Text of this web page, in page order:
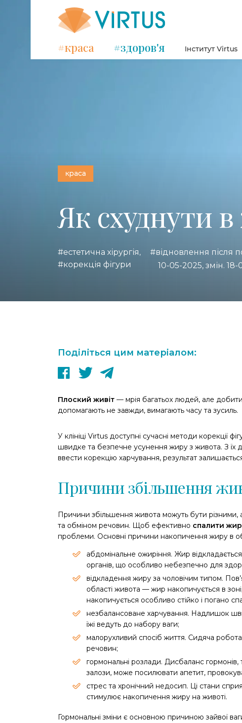
#краса #здоров'я Інститут Virtus
краса
Як схуднути
#естетична хірургія, #відновлення після
#корекція фігури 10-05-2025, змін. 18-
Поділіться цим матеріалом:
Плоский живіт — мрія багатьох людей, але
допомагають не завжди, вимагають часу та зусиль.
У клініці Virtus доступні сучасні методи корекції
швидке та безпечне усунення жиру з живота. З
ввести корекцію харчування, результат
Причини збільшення
Причини збільшення живота можуть бути різними,
та обміном речовин. Щоб ефективно спалити
проблеми. Основні причини накопичення жиру в
абдомінальне ожиріння. Жир
органів, що особливо небезпечно для
відкладення жиру за чоловічим типом.
області живота — жир накопичується в
накопичується особливо стійко і погано
незбалансоване харчування. Надлишок
їжі ведуть до набору ваги;
малорухливий спосіб життя. Сидяча робота
речовин;
гормональні розлади. Дисбаланс
залози, може посилювати апетит,
стрес та хронічний недосип. Ці стани
стимулює накопичення жиру на животі.
Гормональні зміни є основною причиною зайвої